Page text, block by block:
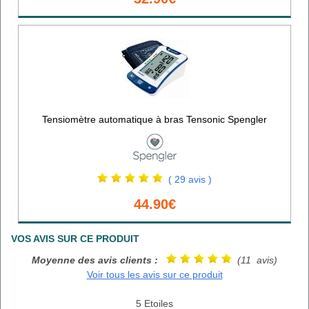
Tensiomètre automatique à bras Tensonic Spengler
( 29 avis )
44.90€
VOS AVIS SUR CE PRODUIT
Moyenne des avis clients :
(11 avis)
Voir tous les avis sur ce produit
5 Etoiles